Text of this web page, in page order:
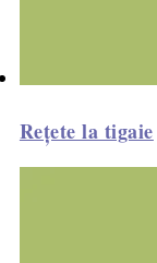
Rețete la tigaie